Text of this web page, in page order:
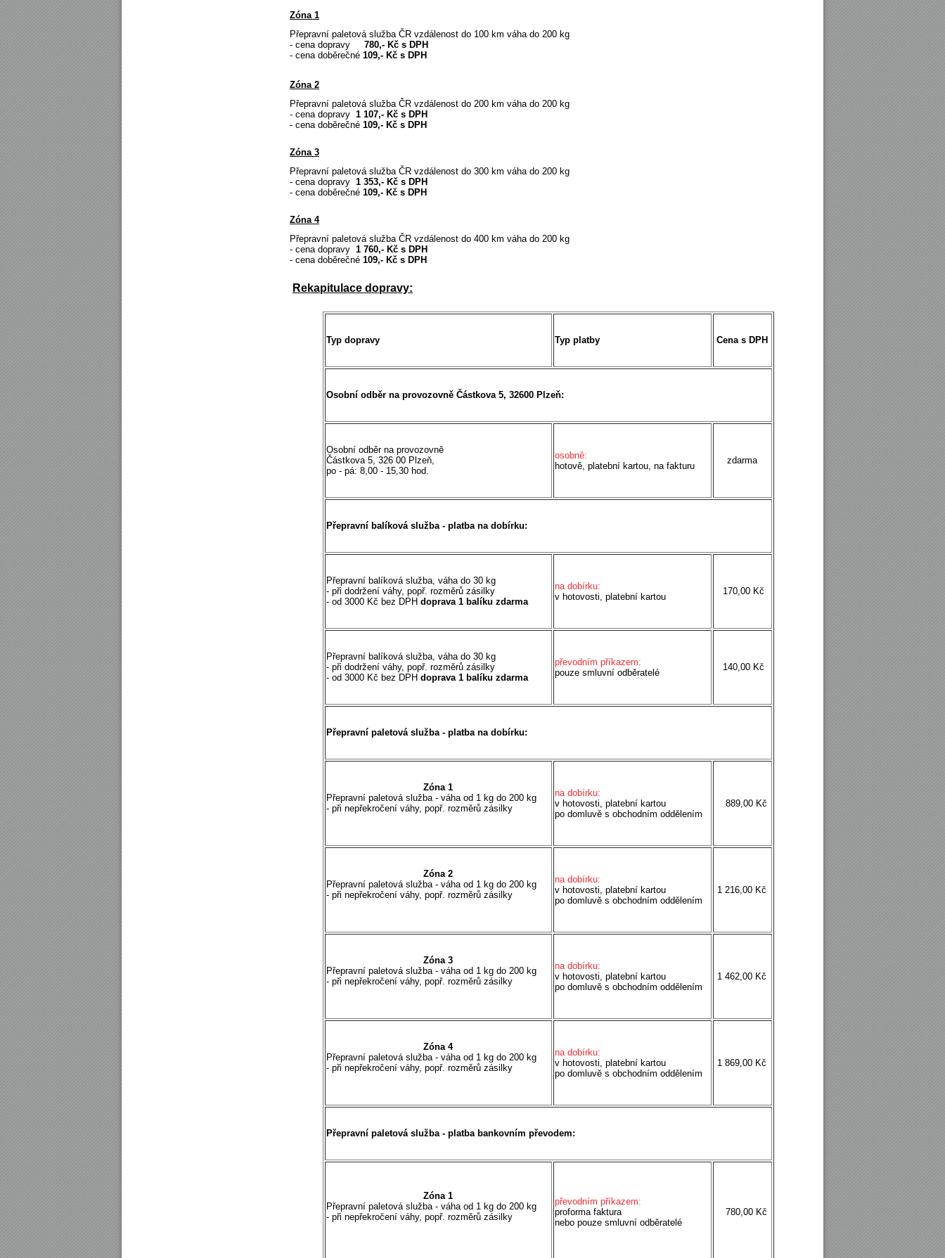
Zóna 1
Přepravní paletová služba ČR vzdálenost do 100 km váha do 200 kg
- cena dopravy 780,- Kč s DPH
- cena doběrečné 109,- Kč s DPH
Zóna 2
Přepravní paletová služba ČR vzdálenost do 200 km váha do 200 kg
- cena dopravy 1 107,- Kč s DPH
- cena doběrečné 109,- Kč s DPH
Zóna 3
Přepravní paletová služba ČR vzdálenost do 300 km váha do 200 kg
- cena dopravy 1 353,- Kč s DPH
- cena doběrečné 109,- Kč s DPH
Zóna 4
Přepravní paletová služba ČR vzdálenost do 400 km váha do 200 kg
- cena dopravy 1 760,- Kč s DPH
- cena doběrečné 109,- Kč s DPH
Rekapitulace dopravy:
Typ dopravy Typ platby Cena s DPH
Osobní odběr na provozovně Částkova 5, 32600 Plzeň:
Osobní odběr na provozovně
Částkova 5, 326 00 Plzeň,
po - pá: 8,00 - 15,30 hod.
osobně:
hotově, platební kartou, na fakturu
zdarma
Přepravní balíková služba - platba na dobírku:
Přepravní balíková služba, váha do 30 kg
- při dodržení váhy, popř. rozměrů zásilky
- od 3000 Kč bez DPH doprava 1 balíku zdarma
na dobírku:
v hotovosti, platební kartou
170,00 Kč
Přepravní balíková služba, váha do 30 kg
- při dodržení váhy, popř. rozměrů zásilky
- od 3000 Kč bez DPH doprava 1 balíku zdarma
převodním příkazem:
pouze smluvní odběratelé
140,00 Kč
Přepravní paletová služba - platba na dobírku:
Zóna 1
Přepravní paletová služba - váha od 1 kg do 200 kg
- při nepřekročení váhy, popř. rozměrů zásilky
na dobírku:
v hotovosti, platební kartou
po domluvě s obchodním oddělením
889,00 Kč
Zóna 2
Přepravní paletová služba - váha od 1 kg do 200 kg
- při nepřekročení váhy, popř. rozměrů zásilky
na dobírku:
v hotovosti, platební kartou
po domluvě s obchodním oddělením
1 216,00 Kč
Zóna 3
Přepravní paletová služba - váha od 1 kg do 200 kg
- při nepřekročení váhy, popř. rozměrů zásilky
na dobírku:
v hotovosti, platební kartou
po domluvě s obchodním oddělením
1 462,00 Kč
Zóna 4
Přepravní paletová služba - váha od 1 kg do 200 kg
- při nepřekročení váhy, popř. rozměrů zásilky
na dobírku:
v hotovosti, platební kartou
po domluvě s obchodním oddělením
1 869,00 Kč
Přepravní paletová služba - platba bankovním převodem:
Zóna 1
Přepravní paletová služba - váha od 1 kg do 200 kg
- při nepřekročení váhy, popř. rozměrů zásilky
převodním příkazem:
proforma faktura
nebo pouze smluvní odběratelé
780,00 Kč